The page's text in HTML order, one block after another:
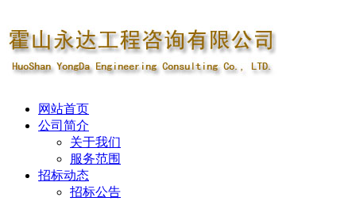
网站首页
公司简介
关于我们
服务范围
招标动态
招标公告